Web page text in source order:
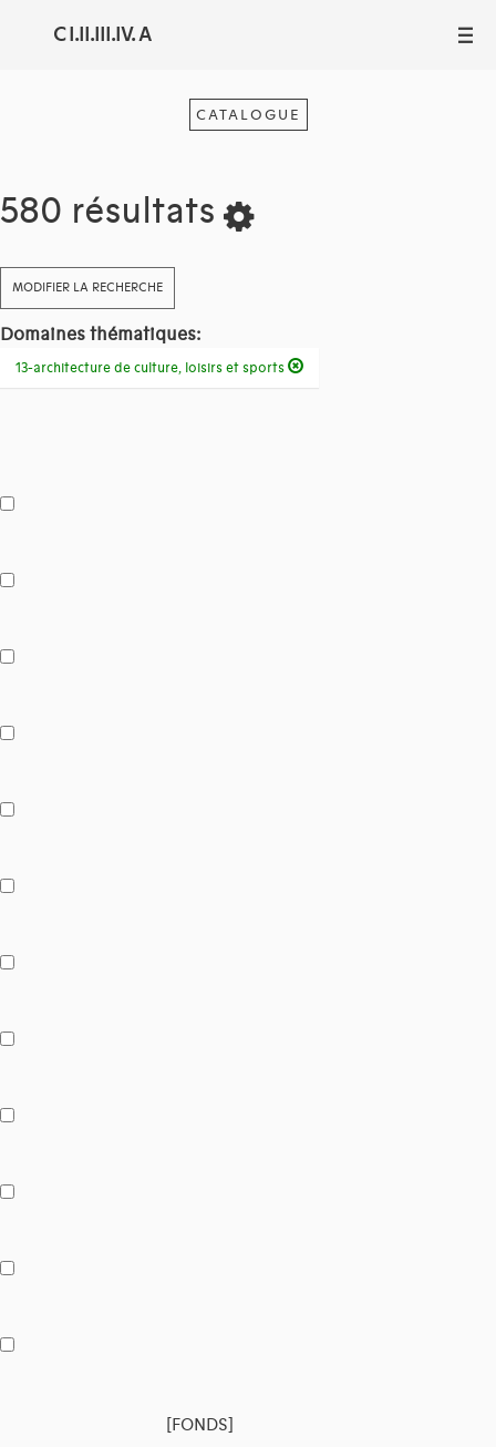
C I.II.III.IV. A III
CATALOGUE
580 résultats
MODIFIER LA RECHERCHE
Domaines thématiques:
13-architecture de culture, loisirs et sports
[FONDS]